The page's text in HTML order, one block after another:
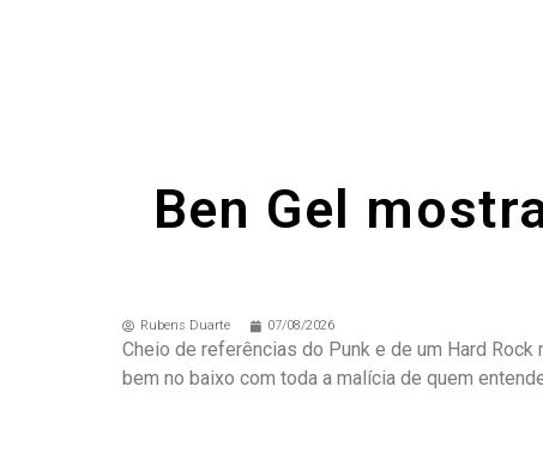
Ben Gel
Rubens Duarte 07/08/2026
Cheio de referências do Punk e de um Hard Rock
bem no baixo com toda a malícia de quem